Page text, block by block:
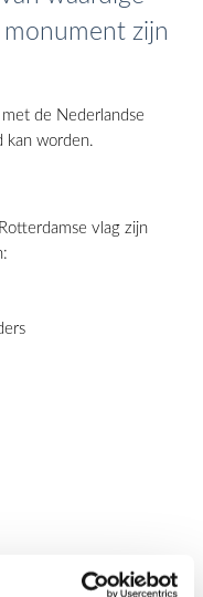
zijn
de Nederlandse
kan worden.
vlag zijn